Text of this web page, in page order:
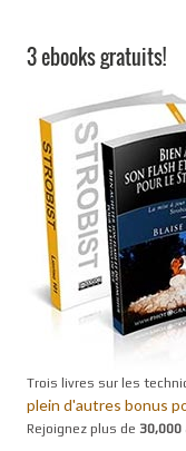
3 ebooks gratuits!
Trois livres sur les
plein d'autres bonus
Rejoignez plus de 30,000